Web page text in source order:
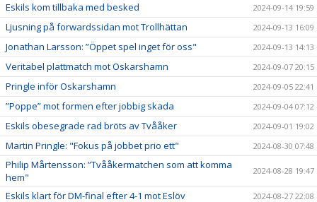
Eskils kom tillbaka med besked 2024-09-14 19:59
Ljusning på forwardssidan mot Trollhättan 2024-09-13 16:09
Jonathan Larsson: ”Öppet spel inget för oss" 2024-09-13 14:13
Veritabel plattmatch mot Oskarshamn 2024-09-07 20:15
Pringle inför Oskarshamn 2024-09-05 22:41
”Poppe” mot formen efter jobbig skada 2024-09-04 07:12
Eskils obesegrade rad bröts av Tvååker 2024-09-01 19:02
Martin Pringle: "Fokus på jobbet prio ett" 2024-08-30 07:48
Philip Mårtensson: ”Tvååkermatchen som att komma
hem"
2024-08-28 19:47
Eskils klart för DM-final efter 4-1 mot Eslöv 2024-08-27 22:08